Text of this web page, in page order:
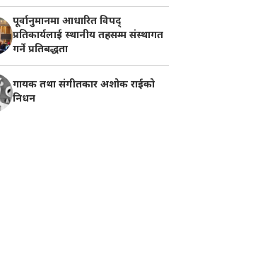
पूर्वानुमानमा आधारित विपद्
प्रतिकार्यलाई स्थानीय तहसम्म संस्थागत
गर्ने प्रतिबद्धता
गायक तथा संगीतकार अशोक राईको
निधन